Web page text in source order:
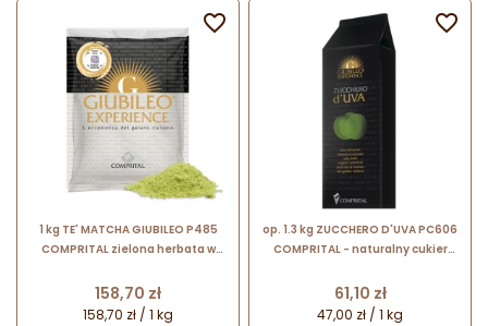
1 kg TE' MATCHA GIUBILEO P485
COMPRITAL zielona herbata w
błonnikiem roślinnym
Cena
158,70 zł
158,70 zł / 1 kg

op. 1.3 kg ZUCCHERO D'UVA PC606
COMPRITAL - naturalny cukier
koncentratu
Cena
61,10 zł
47,00 zł / 1 kg
